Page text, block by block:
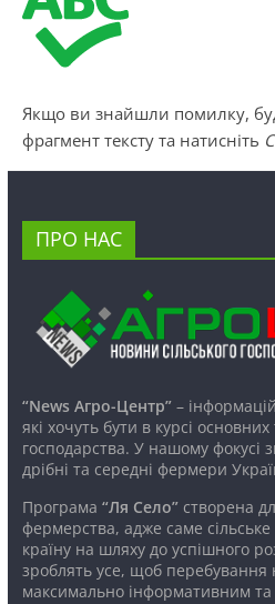
Якщо ви знайшли помилку,
фрагмент тексту та натисніть
ПРО НАС
“News Агро-Центр”–
які хочуть бути в курсі основних
господарства. У нашому фокусі
дрібні та середні фермери
Програма “Ля Село”створена
фермерства, адже саме
країну на шляху до успішного
зроблять усе, щоб перебування
максимально інформативним та